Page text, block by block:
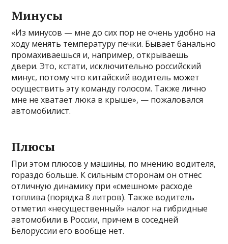
Минусы
«Из минусов — мне до сих пор не очень удобно на
ходу менять температуру печки. Бывает банально
промахиваешься и, например, открываешь
двери. Это, кстати, исключительно российский
минус, потому что китайский водитель может
осуществить эту команду голосом. Также лично
мне не хватает люка в крыше», — пожаловался
автомобилист.
Плюсы
При этом плюсов у машины, по мнению водителя,
гораздо больше. К сильным сторонам он отнес
отличную динамику при «смешном» расходе
топлива (порядка 8 литров). Также водитель
отметил «несущественный» налог на гибридные
автомобили в России, причем в соседней
Белоруссии его вообще нет.